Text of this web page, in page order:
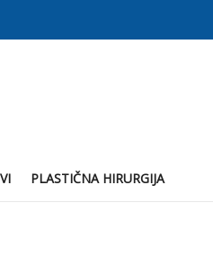
PLASTIČNA HIRURGIJA